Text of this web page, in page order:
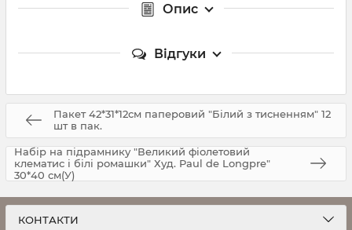
Опис
Відгуки
Пакет 42*31*12см паперовий "Білий з тисненням" 12
шт в пак.
Набір на підрамнику "Великий фіолетовий
клематис і білі ромашки" Худ. Paul de Longpre"
30*40 см(У)
КОНТАКТИ